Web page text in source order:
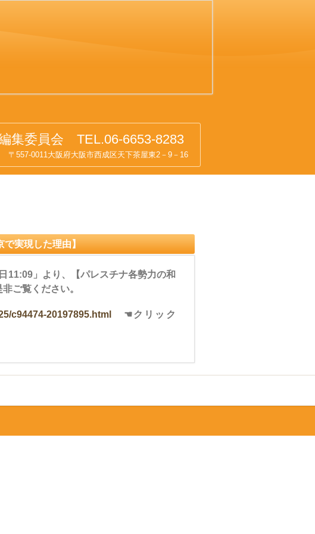
集委員会 TEL.06-6653-8283
大阪市西成区天下茶屋東2－9－16
で実現した理由】
11:09」より、【パレスチナ各勢力の和
ご覧ください。
c94474-20197895.html
☚クリック